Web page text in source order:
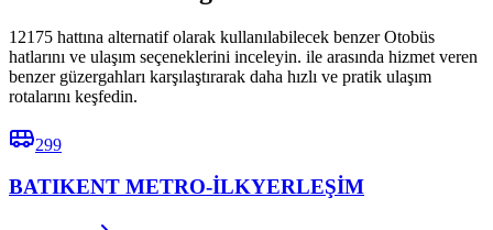
12175 hattına alternatif olarak kullanılabilecek benzer Otobüs
hatlarını ve ulaşım seçeneklerini inceleyin. ile arasında hizmet veren
benzer güzergahları karşılaştırarak daha hızlı ve pratik ulaşım
rotalarını keşfedin.
299
BATIKENT METRO-İLKYERLEŞİM